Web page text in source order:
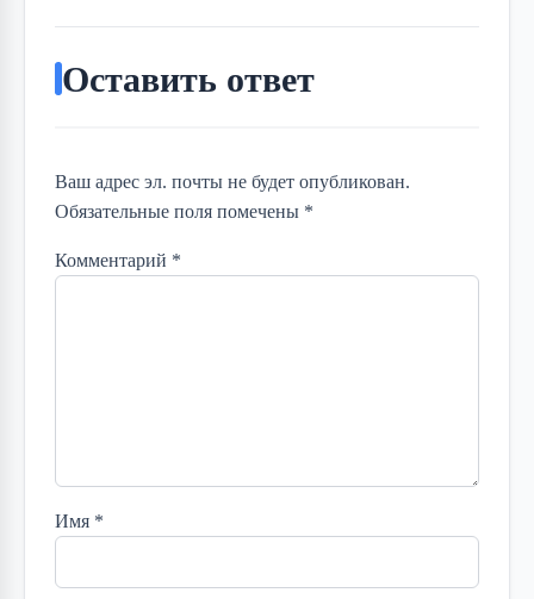
Оставить ответ
Ваш адрес эл. почты не будет опубликован.
Обязательные поля помечены *
Комментарий *
Имя *